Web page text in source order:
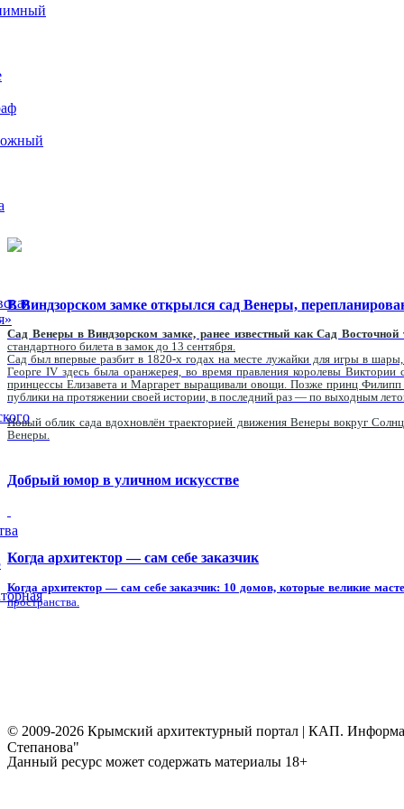
В Виндзорском замке открылся сад Венеры,
Сад Венеры в Виндзорском замке, ранее известный как Сад
стандартного билета в замок до 13 сентября.
Сад был впервые разбит в 1820-х годах на месте лужайки для игры в
Георге IV здесь была оранжерея, во время правления королевы
принцессы Елизавета и Маргарет выращивали овощи. Позже принц Филипп
публики на протяжении своей истории, в последний раз — по выходным
Новый облик сада вдохновлён траекторией движения Венеры вокруг
Венеры.
Добрый юмор в уличном искусстве
Когда архитектор — сам себе заказчик
Когда архитектор — сам себе заказчик: 10 домов, которые великие
пространства.
© 2009-2026 Крымский архитектурный портал | КАП.
Степанова"
Данный ресурс может содержать материалы 18+